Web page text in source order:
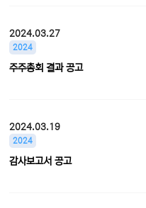
2024.03.27
2024
주주총회 결과 공고
2024.03.19
2024
감사보고서 공고